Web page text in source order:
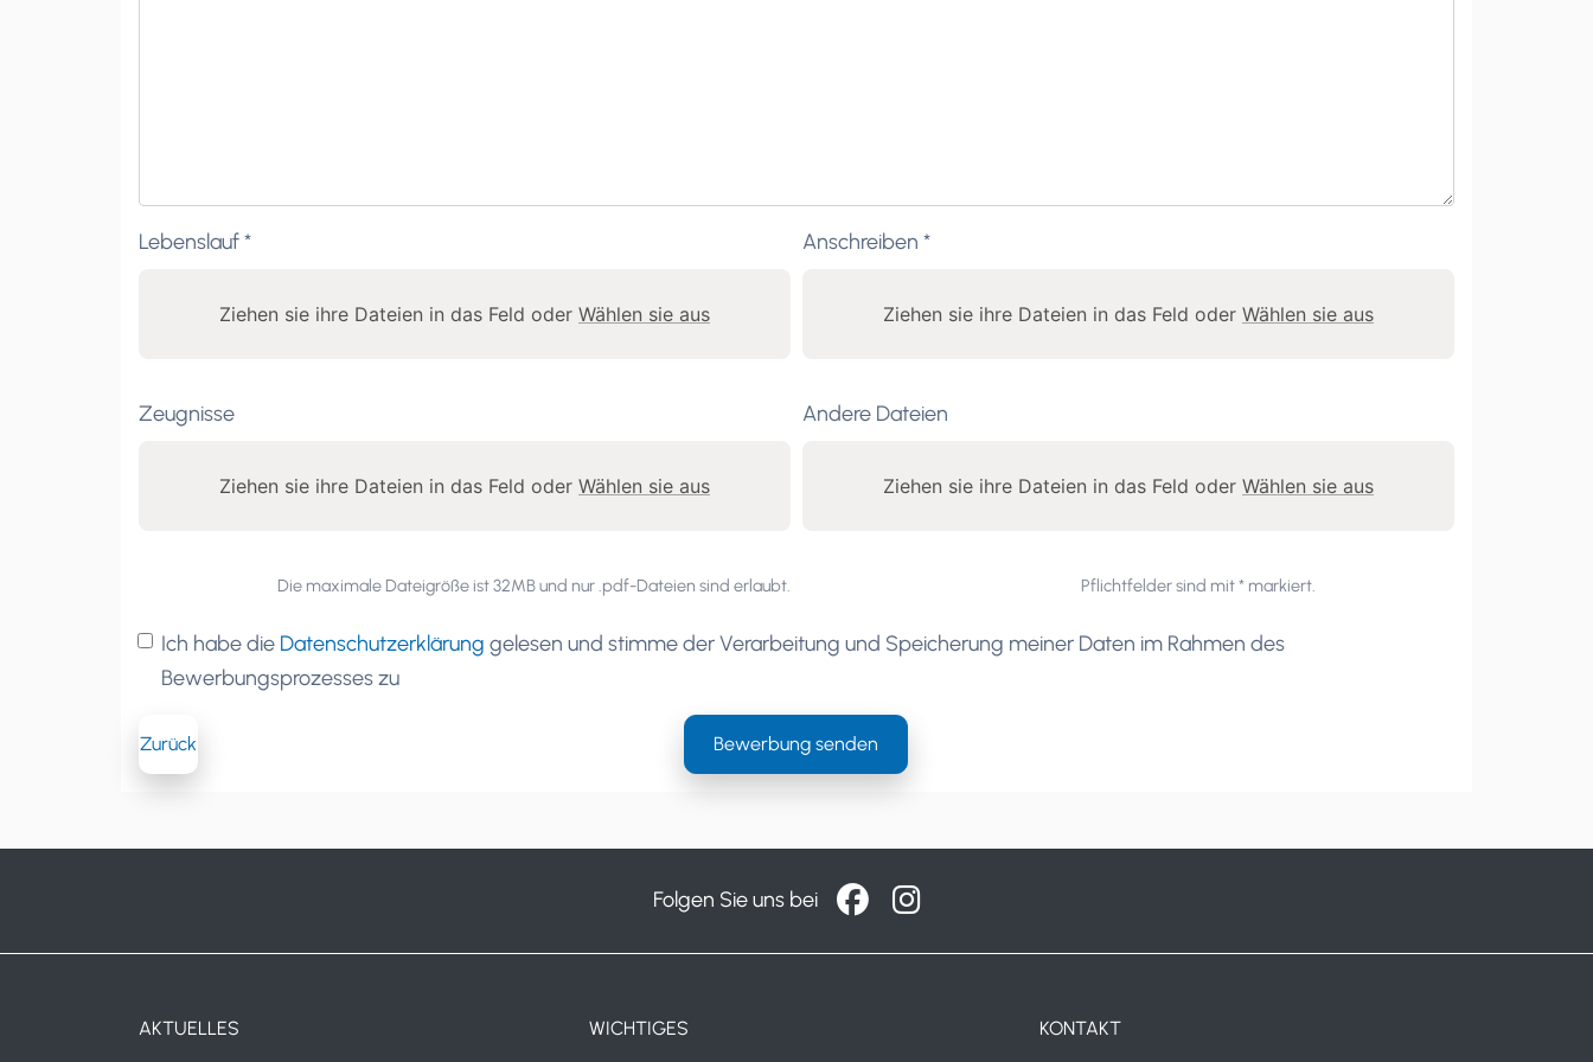
Lebenslauf *
Ziehen sie ihre Dateien in das Feld oder Wählen sie aus
Anschreiben *
Ziehen sie ihre Dateien in das Feld oder Wählen sie aus
Zeugnisse
Ziehen sie ihre Dateien in das Feld oder Wählen sie aus
Andere Dateien
Ziehen sie ihre Dateien in das Feld oder Wählen sie aus
Die maximale Dateigröße ist 32MB und nur .pdf-Dateien sind erlaubt. Pflichtfelder sind mit * markiert.
Ich habe die Datenschutzerklärung gelesen und stimme der Verarbeitung und Speicherung meiner Daten im Rahmen des
Bewerbungsprozesses zu
Zurück
Folgen Sie uns bei
AKTUELLES WICHTIGES KONTAKT